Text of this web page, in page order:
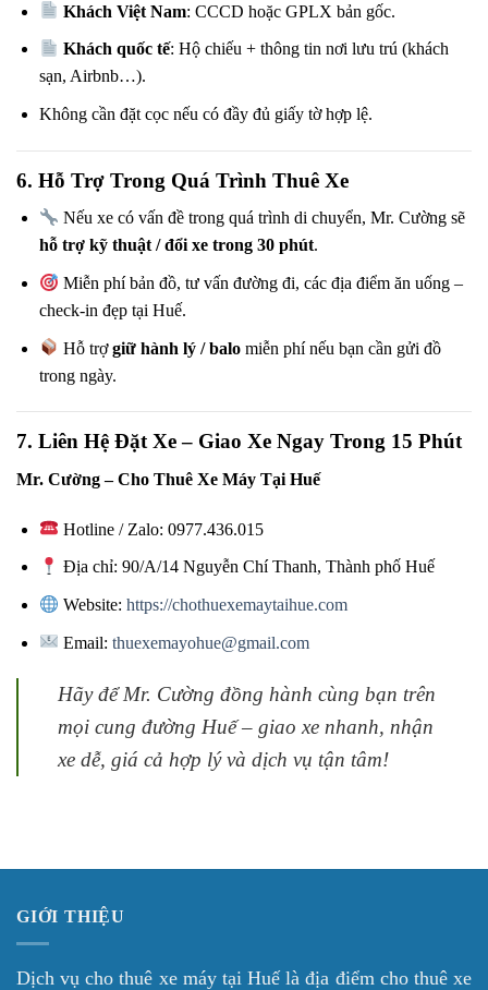
Khách Việt Nam: CCCD hoặc GPLX bản gốc.
Khách quốc tế: Hộ chiếu + thông tin nơi lưu trú (khách
sạn, Airbnb…).
Không cần đặt cọc nếu có đầy đủ giấy tờ hợp lệ.
6. Hỗ Trợ Trong Quá Trình Thuê Xe
Nếu xe có vấn đề trong quá trình di chuyển, Mr. Cường sẽ
hỗ trợ kỹ thuật / đổi xe trong 30 phút.
Miễn phí bản đồ, tư vấn đường đi, các địa điểm ăn uống –
check-in đẹp tại Huế.
Hỗ trợgiữ hành lý / balo miễn phí nếu bạn cần gửi đồ
trong ngày.
7. Liên Hệ Đặt Xe – Giao Xe Ngay Trong 15 Phút
Mr. Cường – Cho Thuê Xe Máy Tại Huế
Hotline / Zalo: 0977.436.015
Địa chỉ: 90/A/14 Nguyễn Chí Thanh, Thành phố Huế
Website:https://chothuexemaytaihue.com
Email:thuexemayohue@gmail.com
Hãy để Mr. Cường đồng hành cùng bạn trên
mọi cung đường Huế – giao xe nhanh, nhận
xe dễ, giá cả hợp lý và dịch vụ tận tâm!
GIỚI THIỆU
Dịch vụ cho thuê xe máy tại Huế là địa điểm cho thuê xe